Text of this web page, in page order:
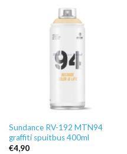
Sundance RV-192 MTN94
graffiti spuitbus 400ml
€4,90